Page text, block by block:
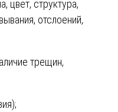
цвет, структура,
отслоений,
трещин,